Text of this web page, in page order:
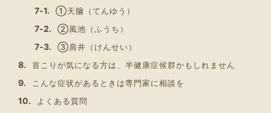
①天牖（てんゆう）
②風池（ふうち）
③肩井（けんせい）
首こりが気になる方は、半健康症候群かもしれません
こんな症状があるときは専門家に相談を
よくある質問